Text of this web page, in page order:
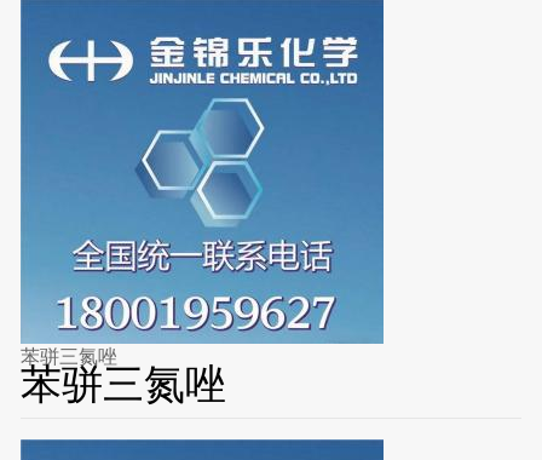
苯骈三氮唑
苯骈三氮唑